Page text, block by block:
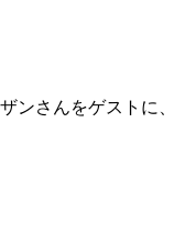
ンさんをゲストに、